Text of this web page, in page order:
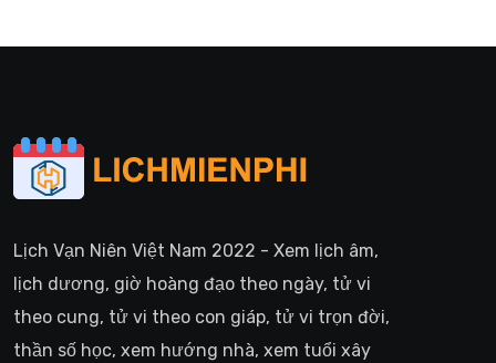
Lịch Vạn Niên Việt Nam 2022 - Xem lịch âm,
lịch dương, giờ hoàng đạo theo ngày, tử vi
theo cung, tử vi theo con giáp, tử vi trọn đời,
thần số học, xem hướng nhà, xem tuổi xây